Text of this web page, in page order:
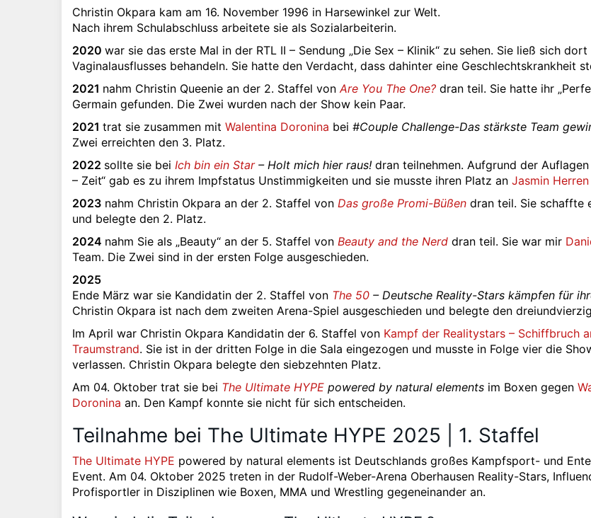
Christin Okpara kam am 16. November 1996 in Harsewinkel zur Welt.
Nach ihrem Schulabschluss arbeitete sie als Sozialarbeiterin.
2020 war sie das erste Mal in der RTL II – Sendung „Die Sex – Klinik“ zu sehen. Sie ließ sich
Vaginalausflusses behandeln. Sie hatte den Verdacht, dass dahinter eine Geschlechtskrankheit
2021 nahm Christin Queenie an der 2. Staffel vonAre You The One? dran teil. Sie hatte ihr
Germain gefunden. Die Zwei wurden nach der Show kein Paar.
2021 trat sie zusammen mit Walentina Doronina bei #Couple Challenge-Das stärkste Team
Zwei erreichten den 3. Platz.
2022 sollte sie bei Ich bin ein Star– Holt mich hier raus! dran teilnehmen. Aufgrund der
– Zeit“ gab es zu ihrem Impfstatus Unstimmigkeiten und sie musste ihren Platz an Jasmin Herren
2023 nahm Christin Okpara an der 2. Staffel von Das große Promi-Büßen dran teil. Sie schaffte
und belegte den 2. Platz.
2024 nahm Sie als „Beauty“ an der 5. Staffel von Beauty and the Nerd dran teil. Sie war mir
Team. Die Zwei sind in der ersten Folge ausgeschieden.
2025
Ende März war sie Kandidatin der 2. Staffel von The 50 – Deutsche Reality-Stars kämpfen für
Christin Okpara ist nach dem zweiten Arena-Spiel ausgeschieden und belegte den
Im April war Christin Okpara Kandidatin der 6. Staffel von Kampf der Realitystars – Schiffbruch
Traumstrand. Sie ist in der dritten Folge in die Sala eingezogen und musste in Folge vier die
verlassen. Christin Okpara belegte den siebzehnten Platz.
Am 04. Oktober trat sie bei The Ultimate HYPE powered by natural elements im Boxen gegen
Doronina an. Den Kampf konnte sie nicht für sich entscheiden.
Teilnahme bei The Ultimate HYPE 2025 | 1. Staffel
The Ultimate HYPE powered by natural elements ist Deutschlands großes Kampfsport- und
Event. Am 04. Oktober 2025 treten in der Rudolf-Weber-Arena Oberhausen Reality-Stars,
Profisportler in Disziplinen wie Boxen, MMA und Wrestling gegeneinander an.